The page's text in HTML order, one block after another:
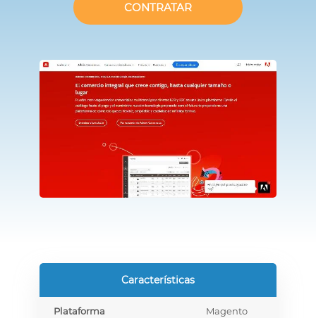
CONTRATAR
Características
Plataforma Magento